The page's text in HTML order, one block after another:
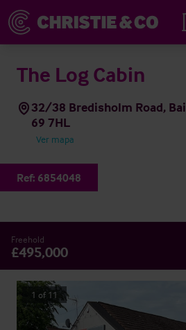
The Log Cabin
32/38 Bredisholm Road,
69 7HL
Ver mapa
Ref: 6854048
Freehold
£495,000
1 of 11